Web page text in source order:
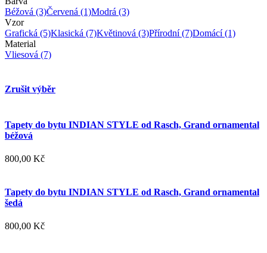
Béžová (3)Červená (1)Modrá (3)
Vzor
Grafická (5)Klasická (7)Květinová (3)Přírodní(7)Domácí(1)
Material
Vliesová (7)
Zrušit výběr
Tapety do bytu INDIAN STYLE od Rasch, Grand ornamental
béžová
800,00 Kč
Tapety do bytu INDIAN STYLE od Rasch, Grand ornamental
šedá
800,00 Kč